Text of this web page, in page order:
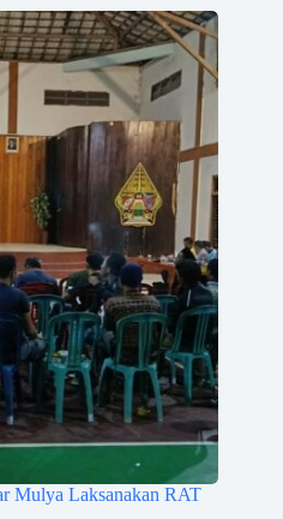
Mulya Laksanakan RAT